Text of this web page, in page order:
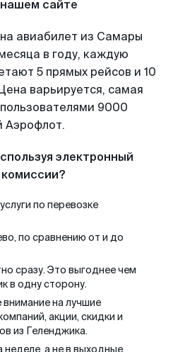
сайте
авиабилет из Самары
в году, каждую
5 прямых рейсов и 10
варьируется, самая
9000
Аэрофлот.
электронный
по перевозке
по сравнению от и до
сразу. Это выгоднее чем
в одну сторону.
на лучшие
акции, скидки и
из Геленджика.
неделе, а не в выходные.